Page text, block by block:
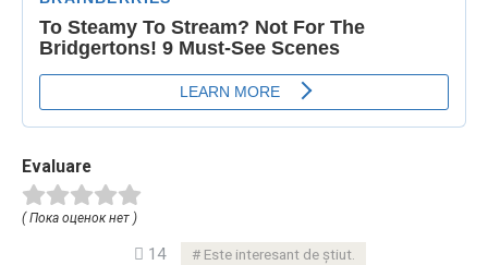
Evaluare
( Пока оценок нет )
14 Este interesant de știut.